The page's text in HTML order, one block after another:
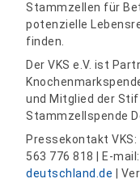
Stammzellen für
potenzielle
finden.
Der VKS e.V. ist
und Mitglied der
Stammzellspende
Pressekontakt VKS:
563 776 818 | E-
deutschland.de |